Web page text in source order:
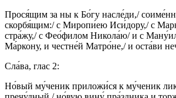
Прося́щим за ны к Бо́гу насле́ди,/
скорбя́щим:/ с Миропи́ею Иси́дору,/ с
стра́жу,/ с Фео́филом Никола́ю/ и с
Ма́ркону, и честне́й Матро́не,/ и оста́ви
Сла́ва, глас 2:
Но́вый му́ченик приложи́ся к му́ченик